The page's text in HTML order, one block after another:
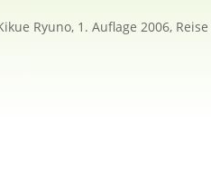
Ryuno, 1. Auflage 2006,